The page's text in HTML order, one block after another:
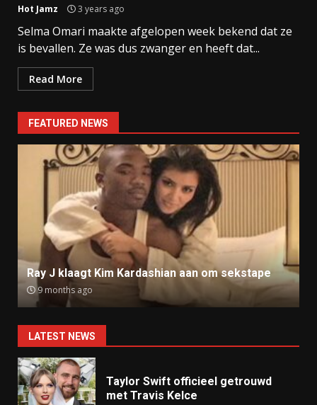
Hot Jamz 3 years ago
Selma Omari maakte afgelopen week bekend dat ze
is bevallen. Ze was dus zwanger en heeft dat...
Read More
FEATURED NEWS
Ray J klaagt Kim Kardashian aan om sekstape
9 months ago
LATEST NEWS
Taylor Swift officieel getrouwd
met Travis Kelce